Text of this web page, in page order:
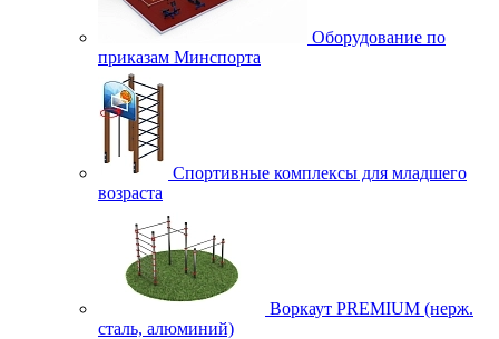
Оборудование по
приказам Минспорта
Спортивные комплексы для младшего
возраста
Воркаут PREMIUM (нерж.
сталь, алюминий)